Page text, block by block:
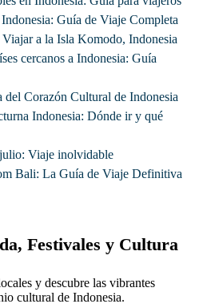
Guía de Viaje Completa
a la Isla Komodo, Indonesia
cercanos a Indonesia: Guía
del Corazón Cultural de Indonesia
Indonesia: Dónde ir y qué
Viaje inolvidable
Bali: La Guía de Viaje Definitiva
Festivales y Cultura
y descubre las vibrantes
cultural de Indonesia.